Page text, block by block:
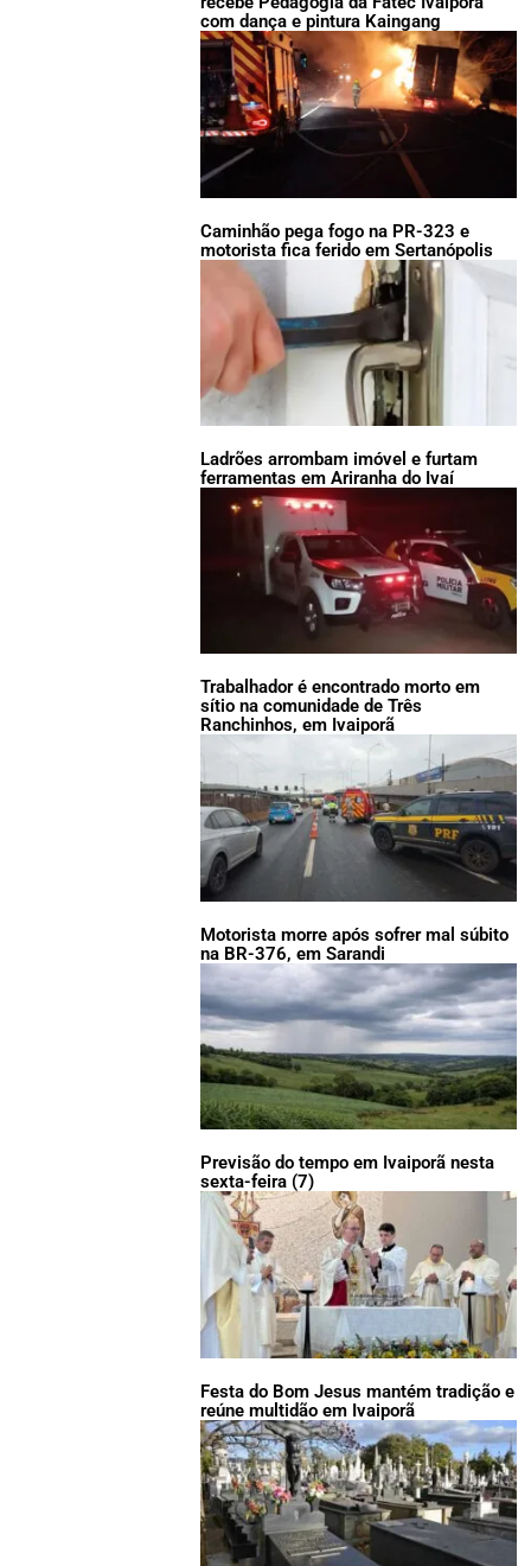
com dança e pintura Kaingang
Caminhão pega fogo na PR-323 e
motorista fica ferido em Sertanópolis
Ladrões arrombam imóvel e furtam
ferramentas em Ariranha do Ivaí
Trabalhador é encontrado morto em
sítio na comunidade de Três
Ranchinhos, em Ivaiporã
Motorista morre após sofrer mal súbito
na BR-376, em Sarandi
Previsão do tempo em Ivaiporã nesta
sexta-feira (7)
Festa do Bom Jesus mantém tradição e
reúne multidão em Ivaiporã